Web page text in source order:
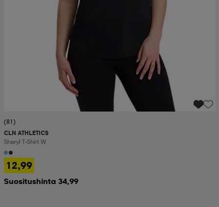
(81)
CLN ATHLETICS
Sheryl T-Shirt W
12,99
Suositushinta 34,99